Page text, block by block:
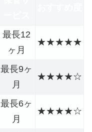
最長12
ヶ月
★★★★★
最長9ヶ
月
★★★★☆
最長6ヶ
月
★★★★☆